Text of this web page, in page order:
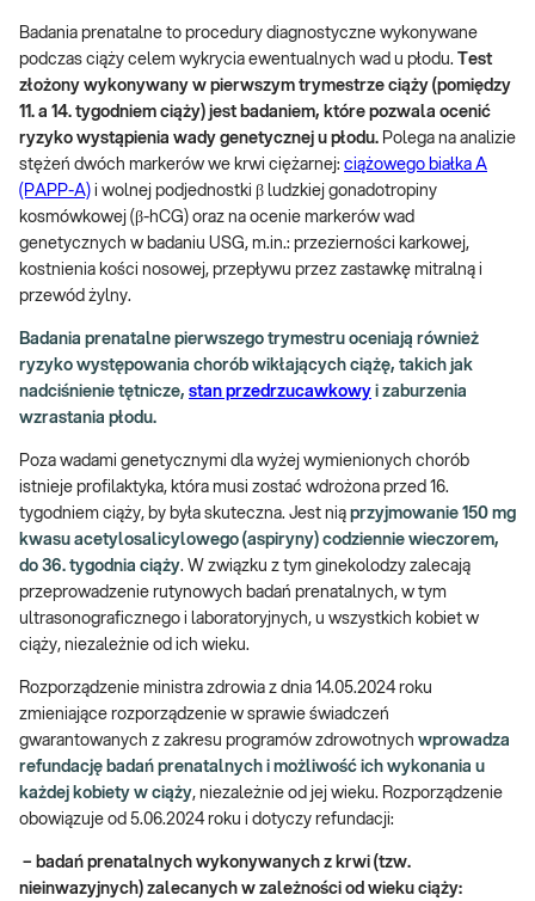
Badania prenatalne to procedury diagnostyczne wykonywane
podczas ciąży celem wykrycia ewentualnych wad u płodu.
Test
złożony wykonywany w pierwszym trymestrze ciąży (pomiędzy
11. a 14. tygodniem ciąży) jest badaniem, które pozwala ocenić
ryzyko wystąpienia wady genetycznej u płodu. Polega na analizie
stężeń dwóch markerów we krwi ciężarnej: ciążowego białka A
(PAPP-A) i wolnej podjednostki β ludzkiej gonadotropiny
kosmówkowej (β-hCG) oraz na ocenie markerów wad
genetycznych w badaniu USG, m.in.: przezierności karkowej,
kostnienia kości nosowej, przepływu przez zastawkę mitralną i
przewód żylny.
Badania prenatalne pierwszego trymestru oceniają również
ryzyko występowania chorób wikłających ciążę, takich jak
nadciśnienie tętnicze, stan przedrzucawkowy i zaburzenia
wzrastania płodu.
Poza wadami genetycznymi dla wyżej wymienionych chorób
istnieje profilaktyka, która musi zostać wdrożona przed 16.
tygodniem ciąży, by była skuteczna. Jest nią przyjmowanie 150 mg
kwasu acetylosalicylowego (aspiryny) codziennie wieczorem,
do 36. tygodnia ciąży. W związku z tym ginekolodzy zalecają
przeprowadzenie rutynowych badań prenatalnych, w tym
ultrasonograficznego i laboratoryjnych, u wszystkich kobiet w
ciąży, niezależnie od ich wieku.
Rozporządzenie ministra zdrowia z dnia 14.05.2024 roku
zmieniające rozporządzenie w sprawie świadczeń
gwarantowanych z zakresu programów zdrowotnych wprowadza
refundację badań prenatalnych i możliwość ich wykonania u
każdej kobiety w ciąży, niezależnie od jej wieku. Rozporządzenie
obowiązuje od 5.06.2024 roku i dotyczy refundacji:
– badań prenatalnych wykonywanych z krwi (tzw.
nieinwazyjnych) zalecanych w zależności od wieku ciąży: